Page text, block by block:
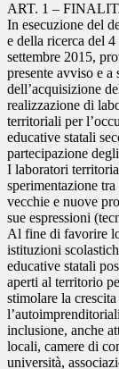
ART. 1 –
In esecuzione del
e della ricerca del 4
settembre 2015,
presente avviso e a
dell’acquisizione
realizzazione di
territoriali per
educative statali
partecipazione
I laboratori
sperimentazione tra
vecchie e nuove
sue espressioni
Al fine di favorire
istituzioni
educative statali
aperti al territorio
stimolare la
inclusione, anche
locali, camere di
università,